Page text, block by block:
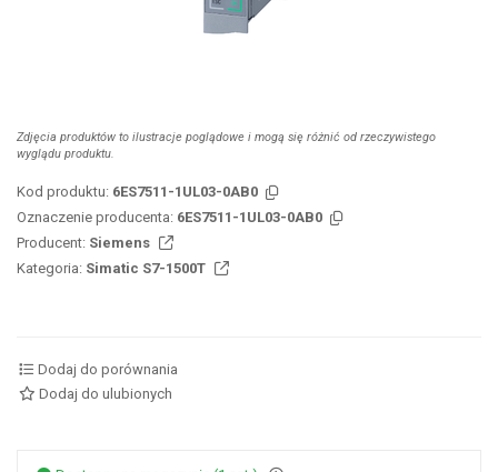
Zdjęcia produktów to ilustracje poglądowe i mogą się różnić od rzeczywistego
wyglądu produktu.
Kod produktu: 6ES7511-1UL03-0AB0
Oznaczenie producenta: 6ES7511-1UL03-0AB0
Producent: Siemens
Kategoria: Simatic S7-1500T
Dodaj do porównania
Dodaj do ulubionych